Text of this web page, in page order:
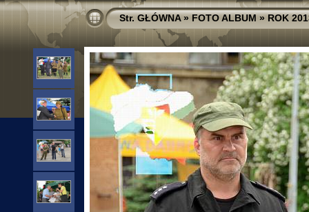
Str. GŁÓWNA»FOTO ALBUM»ROK